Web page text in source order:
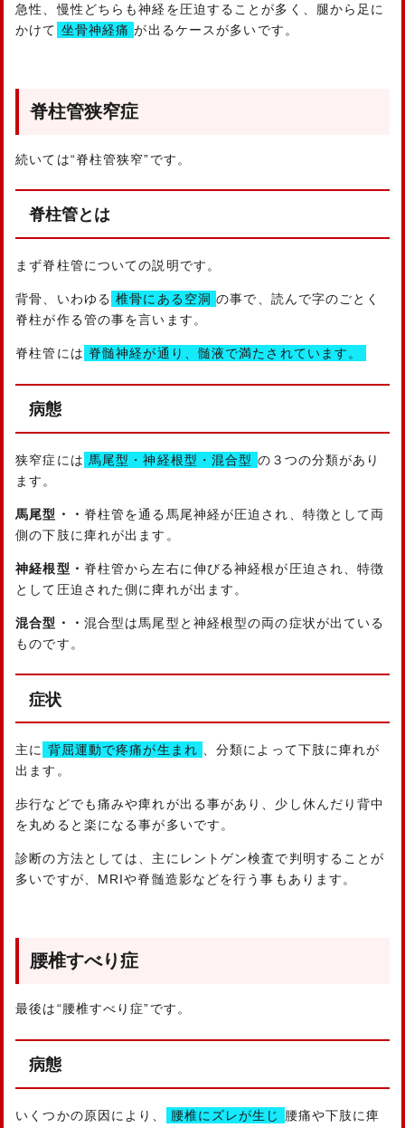
急性、慢性どちらも神経を圧迫することが多く、腿から足に
かけて 坐骨神経痛が出るケースが多いです。
脊柱管狭窄症
続いては“脊柱管狭窄”です。
脊柱管とは
まず脊柱管についての説明です。
背骨、いわゆる 椎骨にある空洞の事で、読んで字のごとく
脊柱が作る管の事を言います。
脊柱管には 脊髄神経が通り、髄液で満たされています。
病態
狭窄症には 馬尾型・神経根型・混合型 の３つの分類があり
ます。
馬尾型・・ 脊柱管を通る馬尾神経が圧迫され、特徴として両
側の下肢に痺れが出ます。
神経根型・ 脊柱管から左右に伸びる神経根が圧迫され、特徴
として圧迫された側に痺れが出ます。
混合型・・ 混合型は馬尾型と神経根型の両の症状が出ている
ものです。
症状
主に 背屈運動で疼痛が生まれ 、分類によって下肢に痺れが
出ます。
歩行などでも痛みや痺れが出る事があり、少し休んだり背中
を丸めると楽になる事が多いです。
診断の方法としては、主にレントゲン検査で判明することが
多いですが、MRIや脊髄造影などを行う事もあります。
腰椎すべり症
最後は“腰椎すべり症”です。
病態
いくつかの原因により、 腰椎にズレが生じ 腰痛や下肢に痺